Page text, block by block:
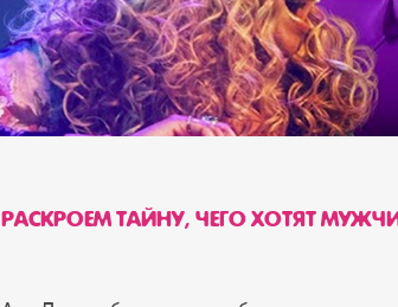
РАСКРОЕМ ТАЙНУ, ЧЕГО ХОТЯТ